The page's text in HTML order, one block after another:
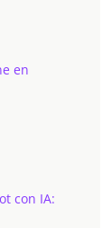
en
con IA: